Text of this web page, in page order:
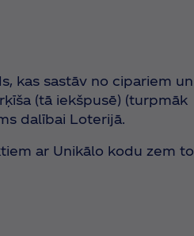
kas sastāv no cipariem un
(tā iekšpusē) (turpmāk
dalībai Loterijā.
ar Unikālo kodu zem to